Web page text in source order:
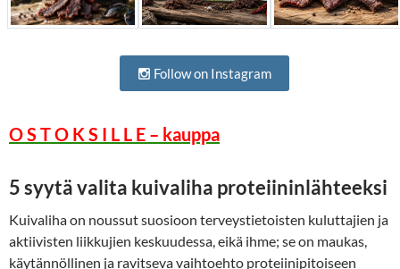
Follow on Instagram
O S T O K S I L L E – kauppa
5 syytä valita kuivaliha proteiininlähteeksi
Kuivaliha on noussut suosioon terveystietoisten kuluttajien ja
aktiivisten liikkujien keskuudessa, eikä ihme; se on maukas,
käytännöllinen ja ravitseva vaihtoehto proteiinipitoiseen